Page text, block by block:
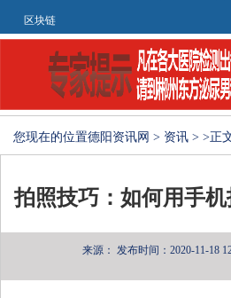
区块链
您现在的位置德阳资讯网 > 资讯 > >正
拍照技巧：如何用手
来源： 发布时间：2020-11-18